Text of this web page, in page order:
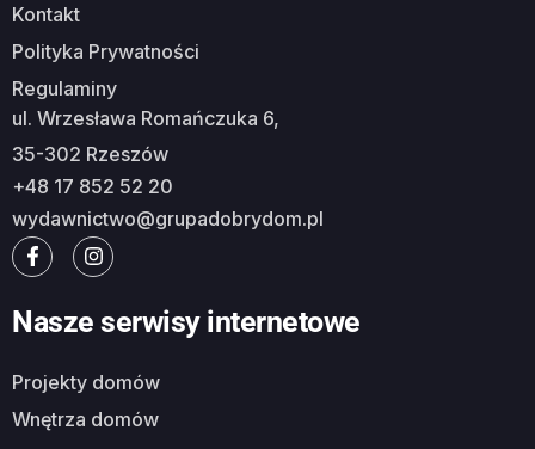
Kontakt
Polityka Prywatności
Regulaminy
ul. Wrzesława Romańczuka 6,
35-302 Rzeszów
+48 17 852 52 20
wydawnictwo@grupadobrydom.pl
Nasze serwisy internetowe
Projekty domów
Wnętrza domów